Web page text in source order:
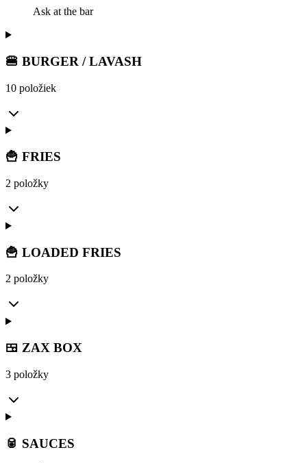
Ask at the bar
🍔 BURGER / LAVASH
10 položiek
🍟 FRIES
2 položky
🍟 LOADED FRIES
2 položky
🍱 ZAX BOX
3 položky
🥫 SAUCES